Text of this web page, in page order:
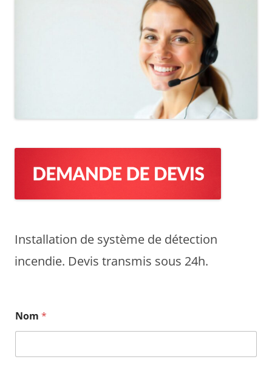
Installation de système de détection
incendie. Devis transmis sous 24h.
Nom *